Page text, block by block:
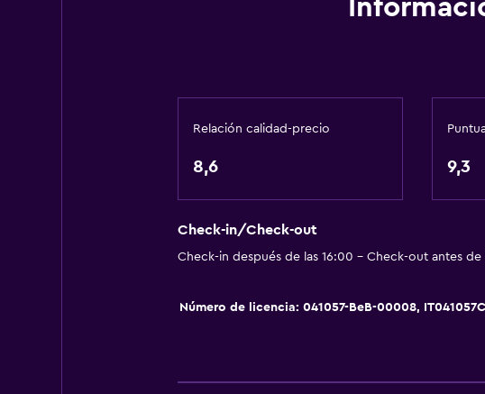
Aseo
Papel higiénico
Albornoz
Baño privado
Actividades
Relación calidad-precio
8,6 9,3
Check-in/Check-out
Check-in después de las 16:00 - Check-out antes de
Número de licencia: 041057-BeB-00008,